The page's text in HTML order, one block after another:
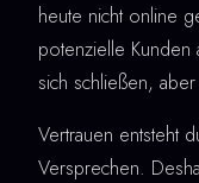
heute nicht online
potenzielle Kunden
sich schließen,
Vertrauen entsteht
Versprechen.